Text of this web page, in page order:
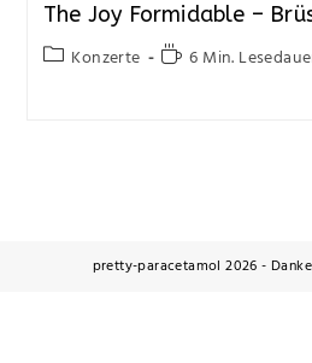
The Joy Formidable –
Konzerte 6 Min.
pretty-paracetamol 2026 -